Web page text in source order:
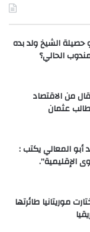
حصيلة الشيخ ولد بده
الحالي؟
من الاقتصاد
عثمان
المعالي يكتب :
الإقليمية”.
موريتانيا طائرتها